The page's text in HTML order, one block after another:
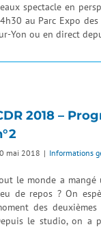
spectacle en
au Parc Expo
Yon ou en direct
2018 –
mai 2018 | Informations
le monde a mangé
de repos ? On
des
le studio, on a